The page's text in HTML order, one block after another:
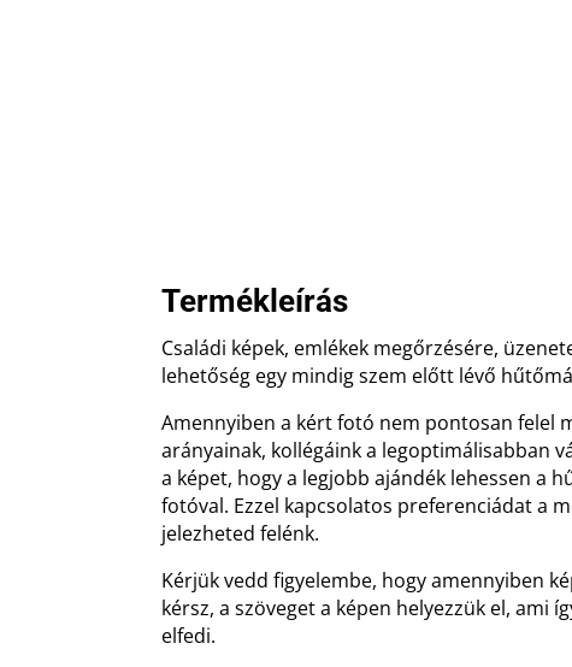
Termékleírás
Családi képek, emlékek megőrzésére,
lehetőség egy mindig szem előtt lévő
Amennyiben a kért fotó nem pontosan felel
arányainak, kollégáink a legoptimálisabban
a képet, hogy a legjobb ajándék lehessen a
fotóval. Ezzel kapcsolatos preferenciádat a
jelezheted felénk.
Kérjük vedd figyelembe, hogy amennyiben
kérsz, a szöveget a képen helyezzük el, ami
elfedi.